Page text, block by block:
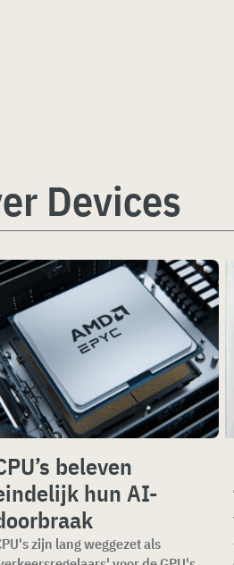
Devices
beleven
hun AI-
zijn lang weggezet als